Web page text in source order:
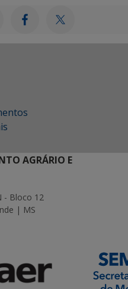
AGRÁRIO E
- Bloco 12
| MS